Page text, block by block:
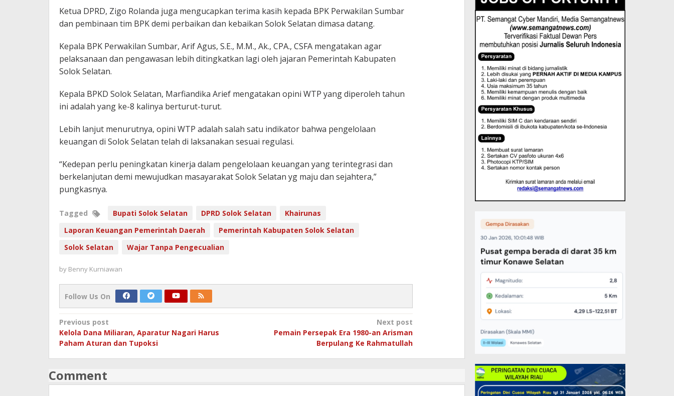
Ketua DPRD, Zigo Rolanda juga mengucapkan terima kasih kepada BPK Perwakilan Sumbar
dan pembinaan tim BPK demi perbaikan dan kebaikan Solok Selatan dimasa datang.
Kepala BPK Perwakilan Sumbar, Arif Agus, S.E., M.M., Ak., CPA., CSFA mengatakan agar
pelaksanaan dan pengawasan lebih ditingkatkan lagi oleh jajaran Pemerintah Kabupaten
Solok Selatan.
Kepala BPKD Solok Selatan, Marfiandika Arief mengatakan opini WTP yang diperoleh tahun
ini adalah yang ke-8 kalinya berturut-turut.
Lebih lanjut menurutnya, opini WTP adalah salah satu indikator bahwa pengelolaan
keuangan di Solok Selatan telah di laksanakan sesuai regulasi.
“Kedepan perlu peningkatan kinerja dalam pengelolaan keuangan yang terintegrasi dan
berkelanjutan demi mewujudkan masayarakat Solok Selatan yg maju dan sejahtera,”
pungkasnya.
Tagged Bupati Solok Selatan DPRD Solok Selatan
Khairunas
Laporan Keuangan Pemerintah Daerah
Pemerintah Kabupaten Solok Selatan
Solok Selatan
Wajar Tanpa Pengecualian
by Benny Kurniawan
Follow Us On
Post
navigation
Previous post
Kelola Dana Miliaran, Aparatur Nagari Harus
Paham Aturan dan Tupoksi
Next post
Pemain Persepak Era 1980-an Arisman
Berpulang Ke Rahmatullah
Comment